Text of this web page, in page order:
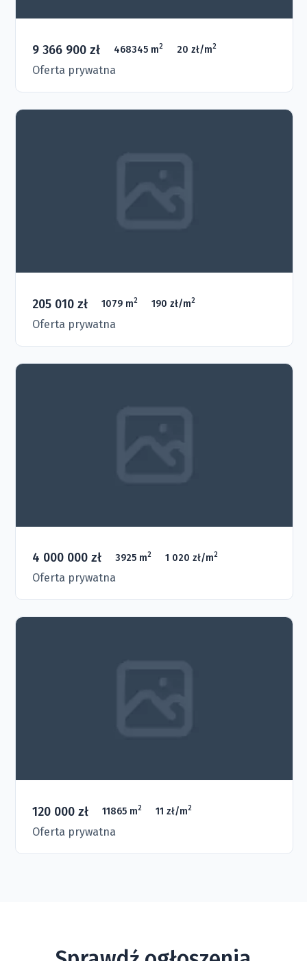
9 366 900 zł 468345 m2 20 zł/m2
Oferta prywatna
205 010 zł 1079 m2 190 zł/m2
Oferta prywatna
4 000 000 zł 3925 m2 1 020 zł/m2
Oferta prywatna
120 000 zł 11865 m2 11 zł/m2
Oferta prywatna